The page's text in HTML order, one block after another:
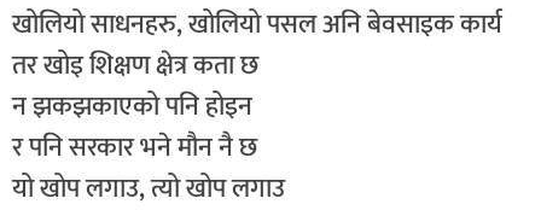
खोलियो साधनहरु, खोलियो पसल अनि बेवसाइक कार्य
तर खोइ शिक्षण क्षेत्र कता छ
न झकझकाएको पनि होइन
र पनि सरकार भने मौन नै छ
यो खोप लगाउ, त्यो खोप लगाउ